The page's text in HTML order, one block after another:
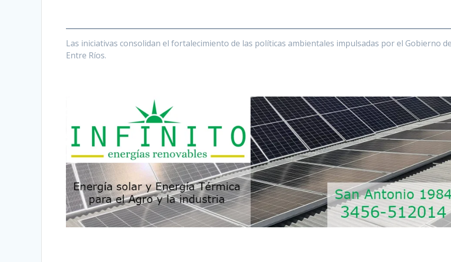
Las iniciativas consolidan el fortalecimiento de las políticas ambientales impulsadas por el Gobierno
Entre Ríos.